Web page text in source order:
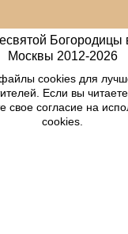
Богородицы
Москвы 2012-2026
cookies для
Если вы
свое согласие на
cookies.